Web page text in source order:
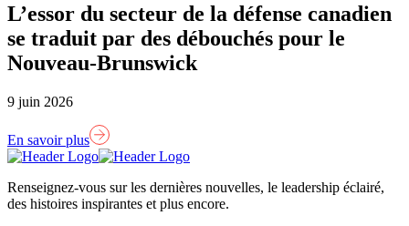
L’essor du secteur de la défense canadien
se traduit par des débouchés pour le
Nouveau-Brunswick
9 juin 2026
En savoir plus
Lien
d'accueil
Renseignez-vous sur les dernières nouvelles, le leadership éclairé,
des histoires inspirantes et plus encore.